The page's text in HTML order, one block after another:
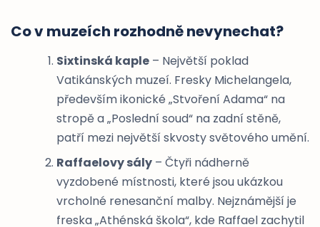
Co v muzeích rozhodně nevynechat?
Sixtinská kaple – Největší poklad
Vatikánských muzeí. Fresky Michelangela,
především ikonické „Stvoření Adama“ na
stropě a „Poslední soud“ na zadní stěně,
patří mezi největší skvosty světového umění.
Raffaelovy sály – Čtyři nádherně
vyzdobené místnosti, které jsou ukázkou
vrcholné renesanční malby. Nejznámější je
freska „Athénská škola“, kde Raffael zachytil